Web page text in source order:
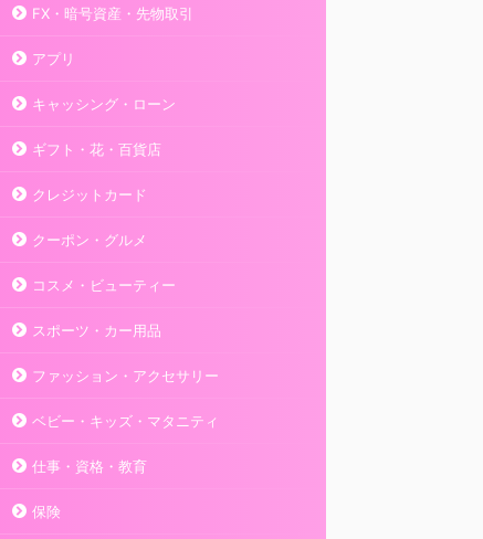
FX・暗号資産・先物取引
アプリ
キャッシング・ローン
ギフト・花・百貨店
クレジットカード
クーポン・グルメ
コスメ・ビューティー
スポーツ・カー用品
ファッション・アクセサリー
ベビー・キッズ・マタニティ
仕事・資格・教育
保険